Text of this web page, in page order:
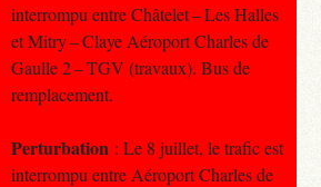
interrompu entre Châtelet – Les Halles
et Mitry – Claye Aéroport Charles de
Gaulle 2 – TGV (travaux). Bus de
remplacement.
Perturbation : Le 8 juillet, le trafic est
interrompu entre Aéroport Charles de